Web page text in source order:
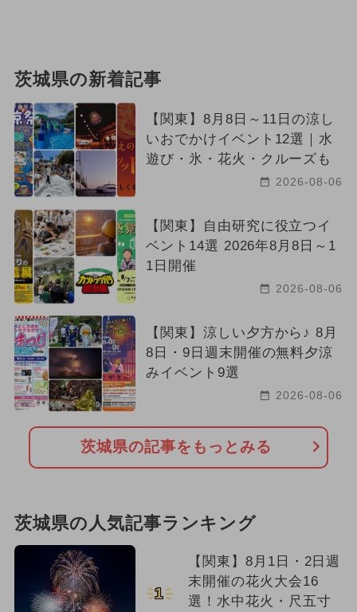
茨城県の新着記事
【関東】8月8日～11日の涼し
いおでかけイベント12選｜水
遊び・氷・花火・クルーズも
2026-08-06
【関東】自由研究に役立つイ
ベント14選 2026年8月8日～1
1日開催
2026-08-06
【関東】涼しい夕方から♪ 8月
8日・9日週末開催の無料夕涼
みイベント9選
2026-08-06
茨城県の記事をもっとみる
茨城県の人気記事ランキング
1
【関東】8月1日・2日週
末開催の花火大会16
選！水中花火・尺五寸